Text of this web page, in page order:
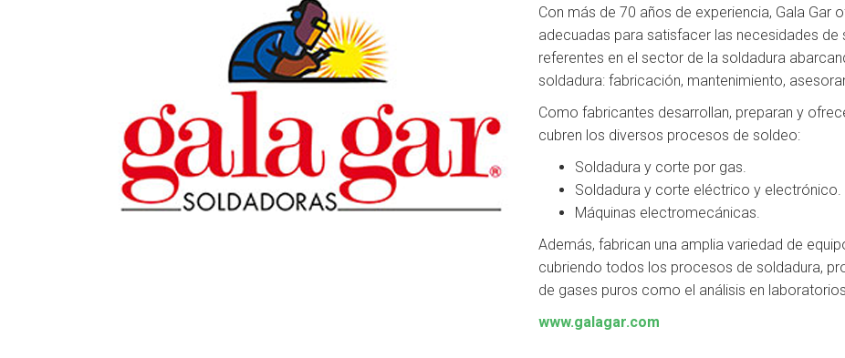
Con más de 70 años de experiencia, Gala Gar
adecuadas para satisfacer las necesidades de
referentes en el sector de la soldadura
soldadura: fabricación, mantenimiento,
Como fabricantes desarrollan, preparan y
cubren los diversos procesos de soldeo:
Soldadura y corte por gas.
Soldadura y corte eléctrico y electrónico.
Máquinas electromecánicas.
Además, fabrican una amplia variedad de
cubriendo todos los procesos de soldadura,
de gases puros como el análisis en
www.galagar.com